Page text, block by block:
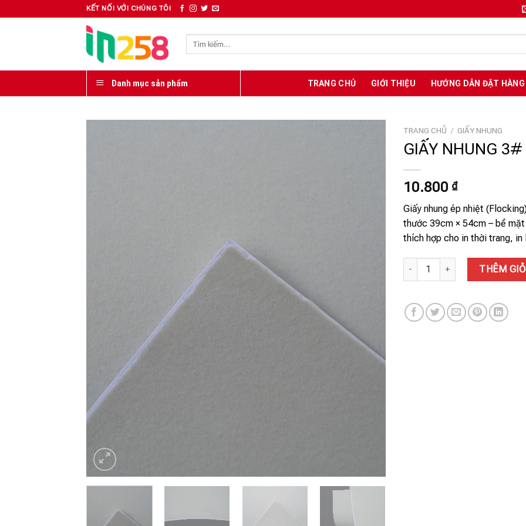
to
KẾT NỐI VỚI CHÚNG TÔI
Tìm
Danh mục sản phẩm TRANG CHỦ GIỚI THIỆU HƯỚNG DẪN ĐẶT HÀNG
TRANG CHỦ / GIẤY NHUNG
GIẤY NHUNG 3#
10.800 ₫
Giấy nhung ép nhiệt
thước 39cm × 54cm – bề
thích hợp cho in thời trang, in
GIẤY NHUNG 3# số lượng
THÊM